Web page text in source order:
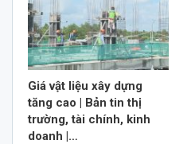
Giá vật liệu xây dựng
tăng cao | Bản tin thị
trường, tài chính, kinh
doanh |…